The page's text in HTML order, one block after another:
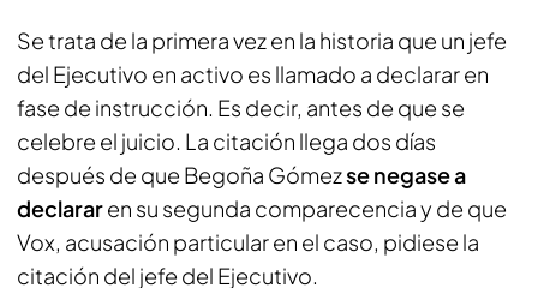
Se trata de la primera vez en la historia que un jefe
del Ejecutivo en activo es llamado a declarar en
fase de instrucción. Es decir, antes de que se
celebre el juicio. La citación llega dos días
después de que Begoña Gómezse negase a
declararen su segunda comparecencia y de que
Vox, acusación particular en el caso, pidiese la
citación del jefe del Ejecutivo.